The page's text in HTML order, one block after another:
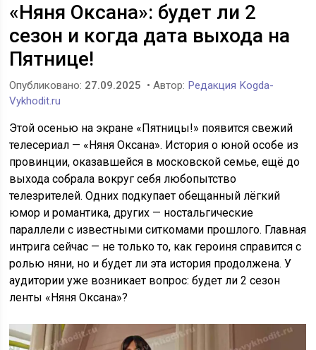
«Няня Оксана»: будет ли 2
сезон и когда дата выхода на
Пятнице!
Опубликовано: 27.09.2025 • Автор: Редакция Kogda-
Vykhodit.ru
Этой осенью на экране «Пятницы!» появится свежий
телесериал — «Няня Оксана». История о юной особе из
провинции, оказавшейся в московской семье, ещё до
выхода собрала вокруг себя любопытство
телезрителей. Одних подкупает обещанный лёгкий
юмор и романтика, других — ностальгические
параллели с известными ситкомами прошлого. Главная
интрига сейчас — не только то, как героиня справится с
ролью няни, но и будет ли эта история продолжена. У
аудитории уже возникает вопрос: будет ли 2 сезон
ленты «Няня Оксана»?